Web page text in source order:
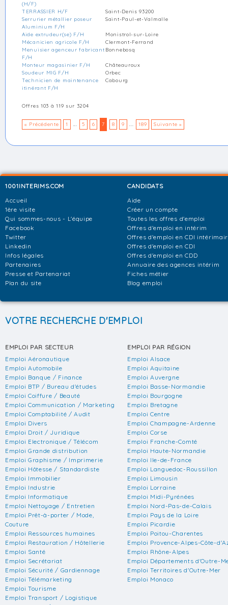
(H/F)
TERRASSIER H/F
Saint-Denis 93200
Serrurier métallier poseur
Aluminium F/H
Saint-Paul-et-Valmalle
Aide extrudeur(se) F/H
Monistrol-sur-Loire
Mécanicien agricole F/H
Clermont-Ferrand
Menuisier agenceur fabricant
F/H
Bonnebosq
Monteur magasinier F/H
Châteauroux
Soudeur MIG F/H
Orbec
Technicien de maintenance
itinérant F/H
Cabourg
Offres 103 à 119 sur 3204
« Précédente 1 ... 5 6 7 8 9 ... 189 Suivante »
1001INTERIMS.COM
Accueil
1ère visite
Qui sommes-nous - L'équipe
Facebook
Twitter
Linkedin
Infos légales
Partenaires
Presse et Partenariat
Plan du site
CANDIDATS
Aide
Créer un compte
Toutes les offres d'emploi
Offres d'emploi en intérim
Offres d'emploi en CDI
Offres d'emploi en CDI
Offres d'emploi en CDD
Annuaire des agences intérim
Fiches métier
Blog emploi
VOTRE RECHERCHE D'EMPLOI
EMPLOI PAR SECTEUR
Emploi Aéronautique
Emploi Automobile
Emploi Banque / Finance
Emploi BTP / Bureau d'études
Emploi Coiffure / Beauté
Emploi Communication / Marketing
Emploi Comptabilité / Audit
Emploi Divers
Emploi Droit / Juridique
Emploi Electronique / Télécom
Emploi Grande distribution
Emploi Graphisme / Imprimerie
Emploi Hôtesse / Standardiste
Emploi Immobilier
Emploi Industrie
Emploi Informatique
Emploi Nettoyage / Entretien
Emploi Prêt-à-porter / Mode,
Couture
Emploi Ressources humaines
Emploi Restauration / Hôtellerie
Emploi Santé
Emploi Secrétariat
Emploi Sécurité / Gardiennage
Emploi Télémarketing
Emploi Tourisme
Emploi Transport / Logistique
EMPLOI PAR RÉGION
Emploi Alsace
Emploi Aquitaine
Emploi Auvergne
Emploi Basse-Normandie
Emploi Bourgogne
Emploi Bretagne
Emploi Centre
Emploi Champagne-Ardenne
Emploi Corse
Emploi Franche-Comté
Emploi Haute-Normandie
Emploi Ile-de-France
Emploi Languedoc-Roussillon
Emploi Limousin
Emploi Lorraine
Emploi Midi-Pyrénées
Emploi Nord-Pas-de-Calais
Emploi Pays de la Loire
Emploi Picardie
Emploi Poitou-Charentes
Emploi Provence-Alpes-Côte-
Emploi Rhône-Alpes
Emploi Départements d'Outre-
Emploi Territoires d'Outre-Mer
Emploi Monaco